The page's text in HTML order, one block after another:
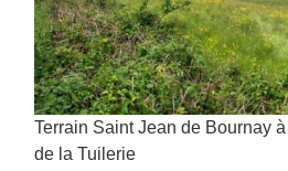
Terrain Saint Jean de Bournay
de la Tuilerie